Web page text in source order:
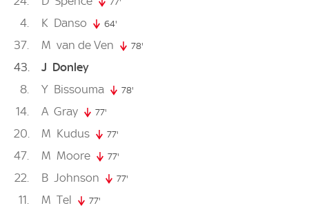
4 K Danso 64'
37 M van de Ven 78'
43 J Donley
8
Y Bissouma 78'
14 A Gray 77'
20 M Kudus 77'
47 M Moore 77'
22 B Johnson 77'
11 M Tel 77'